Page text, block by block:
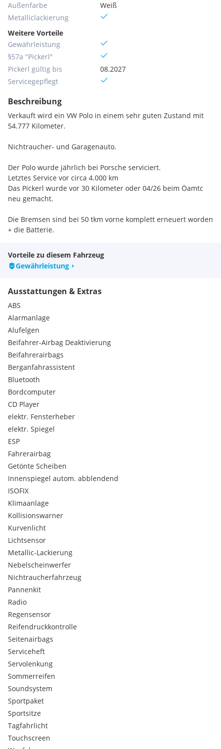
Außenfarbe
Weiß
Metallic­lackierung
Weitere Vorteile
Gewährleistung
§57a "Pickerl"
Pickerl gültig bis
08.2027
Servicegepflegt
Beschreibung
Verkauft wird ein VW Polo in einem sehr guten Zustand mit
54.777 Kilometer.
Nichtraucher- und Garagenauto.
Der Polo wurde jährlich bei Porsche serviciert.
Letztes Service vor circa 4.000 km
Das Pickerl wurde vor 30 Kilometer oder 04/26 beim Öamtc
neu gemacht.
Die Bremsen sind bei 50 tkm vorne komplett erneuert worden
+ die Batterie.
An der Fahrertüre gibt es unten links eine kleine Delle ohne
Lackverlust,
am rechten Kotflügel lt. Fotos das gleiche. Ein fertig lackierter
Ansonsten ist der Polo in einem sehr guten Zustand. Innen
nichts abgegriffen, sehr schön.
Dachgepäckträger sind mit dabei.
Dieses Modell hat bereits den 1,0l Motor mit dem
Zahnriemen, der bis heute gebaut wird. Nicht mehr den 1,2l
mit der Steuerkette, die manchmal Probleme gemacht hat.
Der Preis beinhaltet eine Gewährleistung. Eine Vollgarantie
ist möglich.
Ich kann Ihnen auch eine Finanzierung anbieten.
Vorteile zu diesem Fahrzeug
Gewährleistung
Ausstattungen & Extras
ABS
Alarmanlage
Alufelgen
Beifahrer-Airbag Deaktivierung
Beifahrerairbags
Berganfahrassistent
Bluetooth
Bordcomputer
CD Player
elektr. Fensterheber
elektr. Spiegel
ESP
Fahrerairbag
Getönte Scheiben
Innenspiegel autom. abblendend
ISOFIX
Klimaanlage
Kollisionswarner
Kurvenlicht
Lichtsensor
Metallic-Lackierung
Nebelscheinwerfer
Nichtraucherfahrzeug
Pannenkit
Radio
Regensensor
Reifendruckkontrolle
Seitenairbags
Serviceheft
Servolenkung
Sommerreifen
Soundsystem
Sportpaket
Sportsitze
Tagfahrlicht
Touchscreen